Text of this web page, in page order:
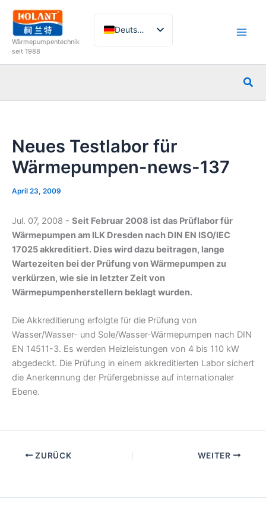
Zum
Inhalt
springen
Wärmepumpentechnik
seit 1988
Deutsch
English
Arabic
Portuguese
Neues Testlabor für
Wärmepumpen-news-137
April 23, 2009
Jul. 07, 2008 - Seit Februar 2008 ist das Prüflabor für
Wärmepumpen am ILK Dresden nach DIN EN ISO/IEC
17025 akkreditiert. Dies wird dazu beitragen, lange
Wartezeiten bei der Prüfung von Wärmepumpen zu
verkürzen, wie sie in letzter Zeit von
Wärmepumpenherstellern beklagt wurden.
Die Akkreditierung erfolgte für die Prüfung von
Wasser/Wasser- und Sole/Wasser-Wärmepumpen nach DIN
EN 14511-3. Es werden Heizleistungen von 4 bis 110 kW
abgedeckt. Die Prüfung in einem akkreditierten Labor sichert
die Anerkennung der Prüfergebnisse auf internationaler
Ebene.
ZURÜCK WEITER